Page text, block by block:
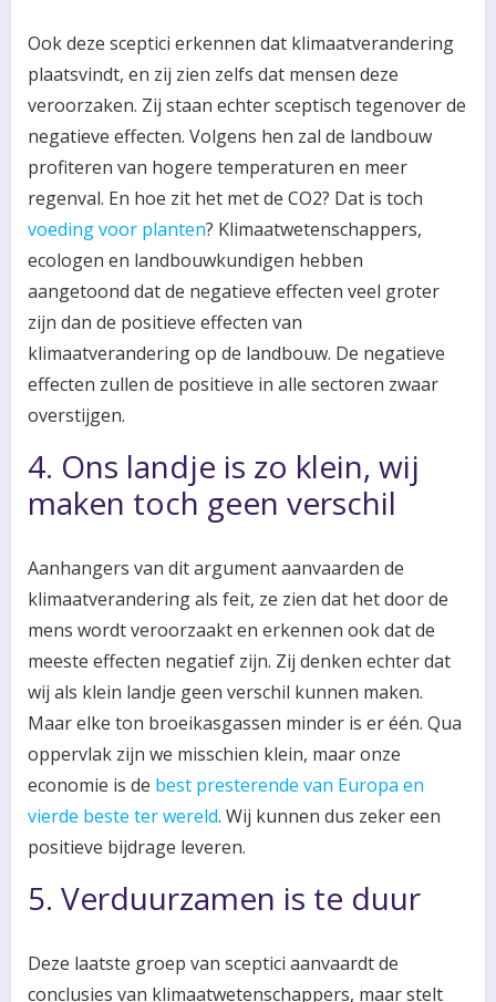
Ook deze sceptici erkennen dat klimaatverandering
plaatsvindt, en zij zien zelfs dat mensen deze
veroorzaken. Zij staan ​​echter sceptisch tegenover de
negatieve effecten. Volgens hen zal de landbouw
profiteren van hogere temperaturen en meer
regenval. En hoe zit het met de CO2? Dat is toch
voeding voor planten? Klimaatwetenschappers,
ecologen en landbouwkundigen hebben
aangetoond dat de negatieve effecten veel groter
zijn dan de positieve effecten van
klimaatverandering op de landbouw. De negatieve
effecten zullen de positieve in alle sectoren zwaar
overstijgen.
4. Ons landje is zo klein, wij
maken toch geen verschil
Aanhangers van dit argument aanvaarden de
klimaatverandering als feit, ze zien dat het door de
mens wordt veroorzaakt en erkennen ook dat de
meeste effecten negatief zijn. Zij denken echter dat
wij als klein landje geen verschil kunnen maken.
Maar elke ton broeikasgassen minder is er één. Qua
oppervlak zijn we misschien klein, maar onze
economie is de best presterende van Europa en
vierde beste ter wereld. Wij kunnen dus zeker een
positieve bijdrage leveren.
5. Verduurzamen is te duur
Deze laatste groep van sceptici aanvaardt de
conclusies van klimaatwetenschappers, maar stelt